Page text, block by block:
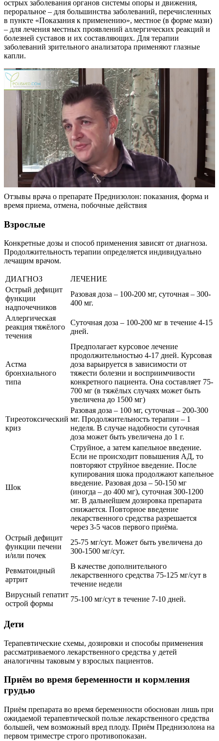
острых заболевания органов системы опоры и движения,
пероральное – для большинства заболеваний, перечисленных
в пункте «Показания к применению», местное (в форме мази)
– для лечения местных проявлений аллергических реакций и
болезней суставов и их составляющих. Для терапии
заболеваний зрительного анализатора применяют глазные
капли.
Отзывы врача о препарате Преднизолон: показания, форма и
время приема, отмена, побочные действия
Взрослые
Конкретные дозы и способ применения зависят от диагноза.
Продолжительность терапии определяется индивидуально
лечащим врачом.
ДИАГНОЗ
ЛЕЧЕНИЕ
Острый дефицит
функции
надпочечников
Разовая доза – 100-200 мг, суточная – 300-
400 мг.
Аллергическая
реакция тяжёлого
течения
Суточная доза – 100-200 мг в течение 4-15
дней.
Астма
бронхиального
типа
Предполагает курсовое лечение
продолжительностью 4-17 дней. Курсовая
доза варьируется в зависимости от
тяжести болезни и восприимчивости
конкретного пациента. Она составляет 75-
700 мг (в тяжёлых случаях может быть
увеличена до 1500 мг)
Тиреотоксический
криз
Разовая доза – 100 мг, суточная – 200-300
мг. Продолжительность терапии – 1
неделя. В случае надобности суточная
доза может быть увеличена до 1 г.
Шок
Струйное, а затем капельное введение.
Если не происходит повышения АД, то
повторяют струйное введение. После
купирования шока продолжают капельное
введение. Разовая доза – 50-150 мг
(иногда – до 400 мг), суточная 300-1200
мг. В дальнейшем дозировка препарата
снижается. Повторное введение
лекарственного средства разрешается
через 3-5 часов первого приёма.
Острый дефицит
функции печени
и/или почек
25-75 мг/сут. Может быть увеличена до
300-1500 мг/сут.
Ревматоидный
артрит
В качестве дополнительного
лекарственного средства 75-125 мг/сут в
течение недели
Вирусный гепатит
острой формы
75-100 мг/сут в течение 7-10 дней.
Дети
Терапевтические схемы, дозировки и способы применения
рассматриваемого лекарственного средства у детей
аналогичны таковым у взрослых пациентов.
Приём во время беременности и кормления
грудью
Приём препарата во время беременности обоснован лишь при
ожидаемой терапевтической пользе лекарственного средства
большей, чем возможный вред плоду. Приём Преднизолона на
первом триместре строго противопоказан.